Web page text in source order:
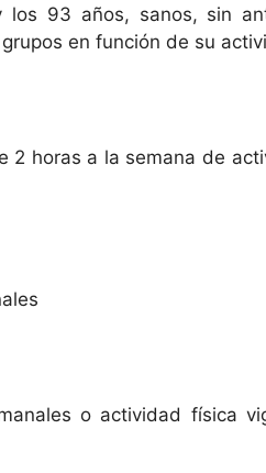
93 años, sanos, sin
en función de su
2 horas a la semana de
o actividad física